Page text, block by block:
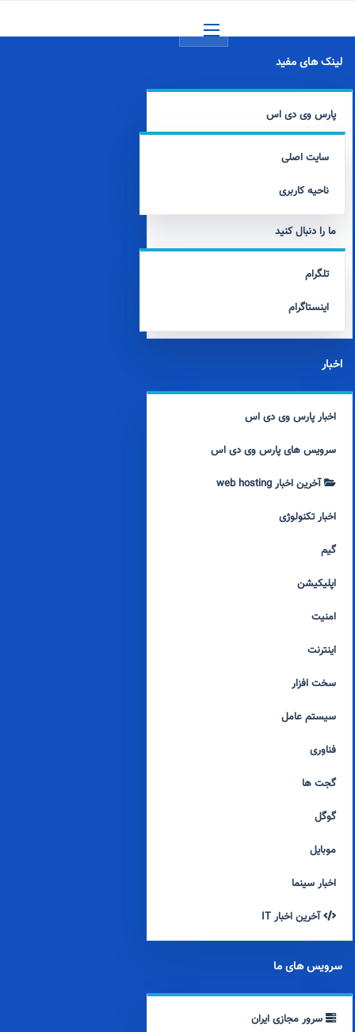
لینک های مفید
پارس وی دی اس
سایت اصلی
ناحیه کاربری
ما را دنبال کنید
تلگرام
اینستاگرام
اخبار
اخبار پارس وی دی اس
سرویس های پارس وی دی اس
آخرین اخبار web hosting
اخبار تکنولوژی
گیم
اپلیکیشن
امنیت
اینترنت
سخت افزار
سیستم عامل
فناوری
گجت ها
گوگل
موبایل
اخبار سینما
آخرین اخبار IT
سرویس های ما
سرور مجازی ایران